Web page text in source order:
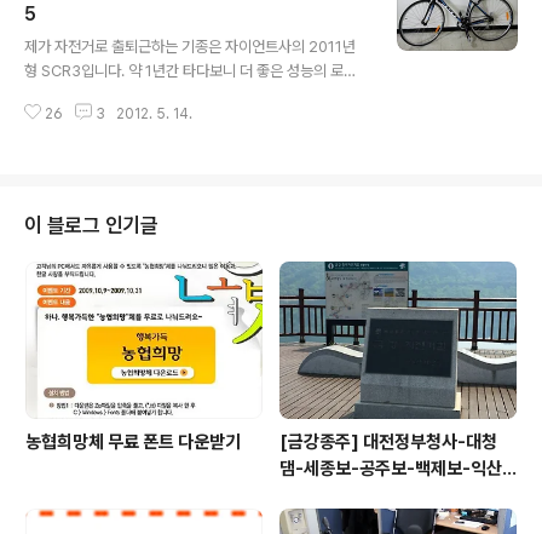
렸는데요. 한갈간 타본 총평을 간단하게 말하자면 가격대
비 성능이나 디자인 모두 추천하고 싶은 모델이라는 것입
니다. 제가 자전거를 타고 출퇴근하는 거리는 편도 약 13k
하철타고 가는 시간과 비슷하거나 오히려 빠르게 도착하기
5
제가 자전거로 출퇴근하는 기종은 자이언트사의 2011년
형 SCR3입니다. 약 1년간 타다보니 더 좋은 성능의 로드
슬 생기기 시작했습니다. 게다가 아내가 얼마전 같이 타던
로는 엘리엇에 당첨되었으면 좋겠다는 생각을 은근히 했었
는데 GT사의 입문용 로드인 GTR5 체험단에 뽑혔습니다.
프레임은 알루미늄인데 성인남자가 들기에 그리 무겁지 않
습니다. 물론 카본자전거나 100만원이 넘는 자전거들에
비하면 무겁지만요. 프레임 디자인도 너무 화려하지 않으
면서 심플한것이 젊은 이미지를 표현한다고 생..
26 3 2012. 5. 14.
이 블로그 인기글
농협희망체 무료 폰트 다운받기
[금강종주] 대전정부청사-대청
댐-세종보-공주보-백제보-익산